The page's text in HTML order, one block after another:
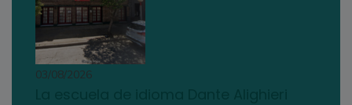
03/08/2026